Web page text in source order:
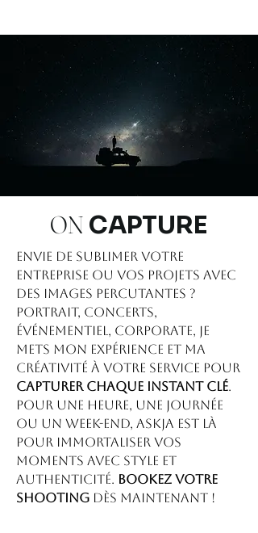
ON CAPTURE
Envie de sublimer votre
entreprise ou vos projets avec
des images percutantes ?
portrait, concerts,
événementiel, corporate, je
mets mon expérience et ma
créativité à votre service pour
capturer chaque instant clé.
Pour une heure, une journée
ou un week-end, Askja est là
pour immortaliser vos
moments avec style et
authenticité. BOOKEZ votre
shooting dès maintenant !